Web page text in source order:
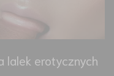
lalek erotycznych